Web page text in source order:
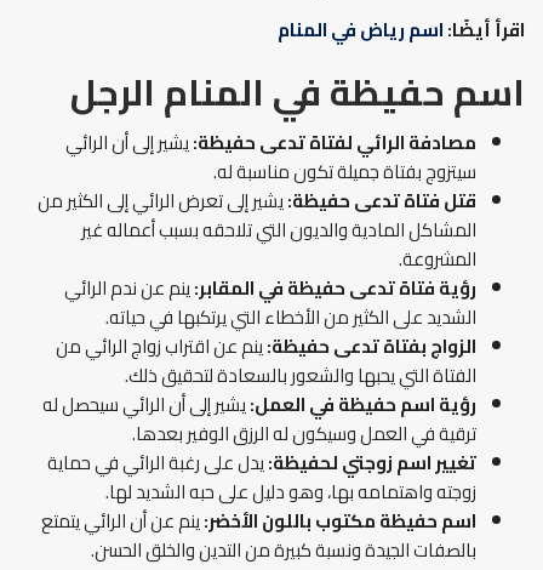
اقرأ أيضًا:اسم رياض في المنام
اسم حفيظة في المنامالرجل
مصادفة الرائي لفتاة تدعى حفيظة:يشير إلى أن الرائي
سيتزوج بفتاة جميلة تكون مناسبة له.
قتل فتاة تدعى حفيظة:يشير إلى تعرض الرائي إلى الكثير من
المشاكل المادية والديون التي تلاحقه بسبب أعماله غير
المشروعة.
رؤية فتاة تدعى حفيظة في المقابر:ينم عن ندم الرائي
الشديد على الكثير من الأخطاء التي يرتكبها في حياته.
الزواج بفتاة تدعى حفيظة:ينم عن اقتراب زواج الرائي من
الفتاة التي يحبها والشعور بالسعادة لتحقيق ذلك.
رؤية اسم حفيظة في العمل:يشير إلى أن الرائي سيحصل له
ترقية في العمل وسيكون له الرزق الوفير بعدها.
تغيير اسم زوجتي لحفيظة:يدل على رغبة الرائي في حماية
زوجته واهتمامه بها، وهو دليل على حبه الشديد لها.
اسم حفيظة مكتوب باللون الأخضر:ينم عن أن الرائي يتمتع
بالصفات الجيدة ونسبة كبيرة من التدين والخلق الحسن.